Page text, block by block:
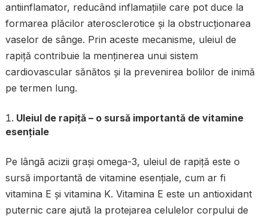
antiinflamator, reducând inflamațiile care pot duce la
formarea plăcilor aterosclerotice și la obstrucționarea
vaselor de sânge. Prin aceste mecanisme, uleiul de
rapiță contribuie la menținerea unui sistem
cardiovascular sănătos și la prevenirea bolilor de inimă
pe termen lung.
Uleiul de rapiță – o sursă importantă de vitamine
esențiale
Pe lângă acizii grași omega-3, uleiul de rapiță este o
sursă importantă de vitamine esențiale, cum ar fi
vitamina E și vitamina K. Vitamina E este un antioxidant
puternic care ajută la protejarea celulelor corpului de